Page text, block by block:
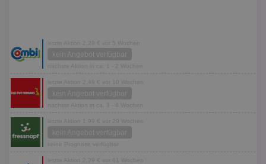
letzte Aktion 2,29 € vor 5 Wochen
kein Angebot verfügbar
nächste Aktion in ca. 1 - 2 Wochen
letzte Aktion 2,49 € vor 10 Wochen
kein Angebot verfügbar
nächste Aktion in ca. 3 - 4 Wochen
letzte Aktion 1,99 € vor 29 Wochen
kein Angebot verfügbar
keine Prognose verfügbar
letzte Aktion 2,29 € vor 61 Wochen